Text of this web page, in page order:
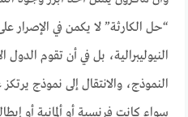
“حل الكارثة” لا يكمن في الإصرار
النيوليبرالية، بل في أن تقوم
النموذج، والانتقال إلى نموذج
سواء كانت فرنسية أو ألمانية أو